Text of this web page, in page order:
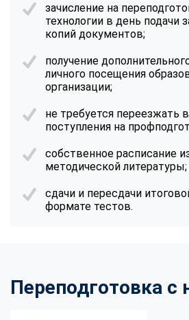
зачисление на
технологии в день подачи
копий документов;
получение
личного посещения
организации;
не требуется переезжать
поступления на
собственное расписание
методической литературы;
сдачи и пересдачи
формате тестов.
Переподготовка с